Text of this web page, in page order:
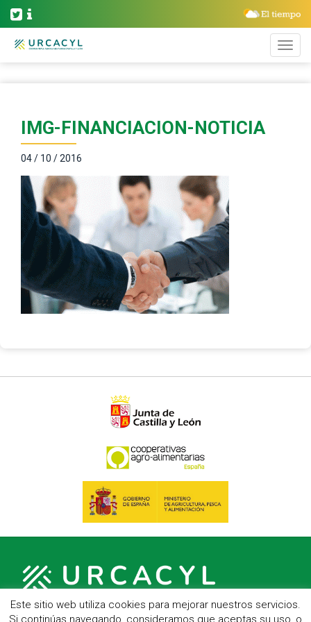
IMG-FINANCIACION-NOTICIA
04 / 10 / 2016
Este sitio web utiliza cookies para mejorar nuestros servicios.